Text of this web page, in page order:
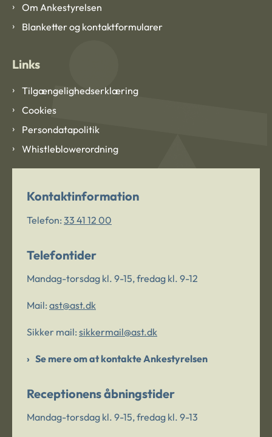
Om Ankestyrelsen
Blanketter og kontaktformularer
Links
Tilgængelighedserklæring
Cookies
Persondatapolitik
Whistleblowerordning
Kontaktinformation
Telefon: 33 41 12 00
Telefontider
Mandag-torsdag kl. 9-15, fredag kl. 9-12
Mail: ast@ast.dk
Sikker mail: sikkermail@ast.dk
Se mere om at kontakte Ankestyrelsen
Receptionens åbningstider
Mandag-torsdag kl. 9-15, fredag kl. 9-13